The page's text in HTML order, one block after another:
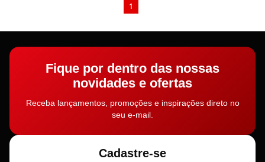
1
Fique por dentro das nossas
novidades e ofertas
Receba lançamentos, promoções e inspirações direto no
seu e-mail.
Cadastre-se